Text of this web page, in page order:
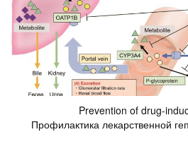
Prevention of drug-
Профилактика лекарственной